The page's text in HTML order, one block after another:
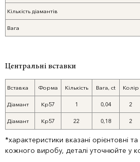
Кількість діамантів
Вага
Центральні вставки
Вставка Форма Кількість Вага, ct Колір
Діамант Кр57 1 0,04 2
Діамант Кр57 22 0,18 2
*характеристики вказані орієнтовні та
кожного виробу, деталі уточнюйте у